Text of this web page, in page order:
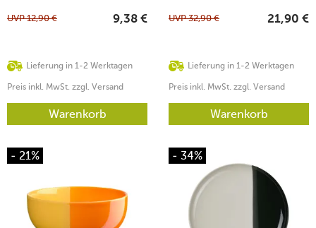
Lieferung in 1-2 Werktagen
UVP12,90 € 9,38 €
Preis inkl. MwSt. zzgl. Versand
Warenkorb
Lieferung in 1-2 Werktagen
UVP32,90 € 21,90 €
Preis inkl. MwSt. zzgl. Versand
Warenkorb
- 21% - 34%